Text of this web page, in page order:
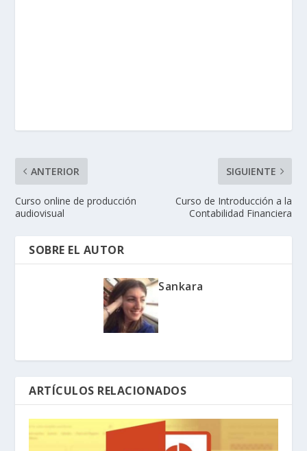
ANTERIOR
Curso online de producción
audiovisual
SIGUIENTE
Curso de Introducción a la
Contabilidad Financiera
SOBRE EL AUTOR
Sankara
ARTÍCULOS RELACIONADOS